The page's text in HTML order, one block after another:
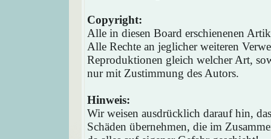
Copyright:
Alle in diesen Board erschienenen
Alle Rechte an jeglicher weiteren
Reproduktionen gleich welcher Art,
nur mit Zustimmung des Autors.
Hinweis:
Wir weisen ausdrücklich darauf hin,
Schäden übernehmen, die im